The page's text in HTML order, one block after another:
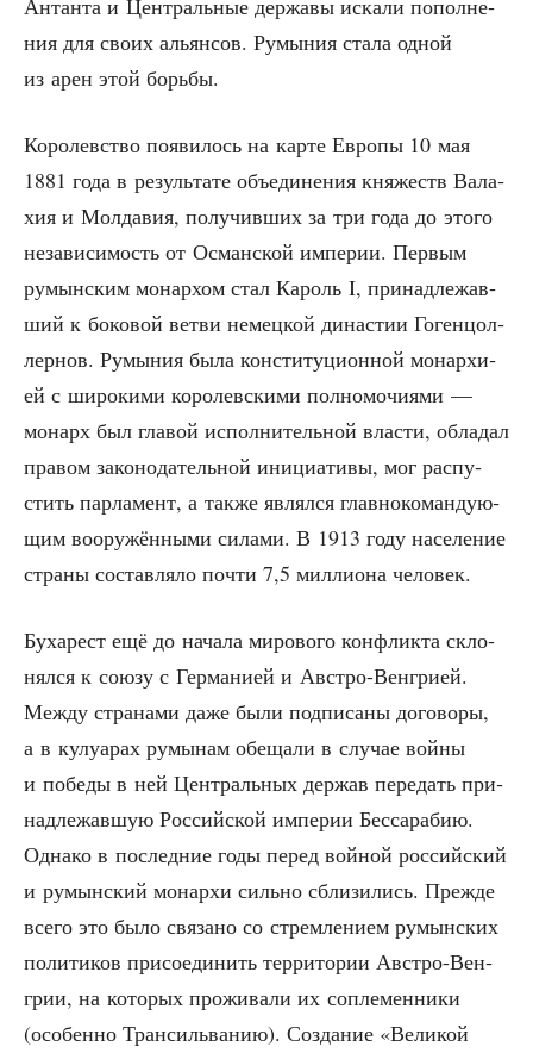
Антан­та и Цен­траль­ные дер­жа­вы иска­ли попол­не­
ния для сво­их аль­ян­сов. Румы­ния ста­ла одной
из арен этой борьбы.
Коро­лев­ство появи­лось на кар­те Евро­пы 10 мая
1881 года в резуль­та­те объ­еди­не­ния кня­жеств Вала­
хия и Мол­да­вия, полу­чив­ших за три года до это­го
неза­ви­си­мость от Осман­ской импе­рии. Пер­вым
румын­ским монар­хом стал Кароль I, при­над­ле­жав­
ший к боко­вой вет­ви немец­кой дина­стии Гоген­цол­
лер­нов. Румы­ния была кон­сти­ту­ци­он­ной монар­хи­
ей с широ­ки­ми коро­лев­ски­ми пол­но­мо­чи­я­ми —
монарх был гла­вой испол­ни­тель­ной вла­сти, обла­дал
пра­вом зако­но­да­тель­ной ини­ци­а­ти­вы, мог рас­пу­
стить пар­ла­мент, а так­же являл­ся глав­но­ко­ман­ду­ю­
щим воору­жён­ны­ми сила­ми. В 1913 году насе­ле­ние
стра­ны состав­ля­ло почти 7,5 мил­ли­о­на человек.
Буха­рест ещё до нача­ла миро­во­го кон­флик­та скло­
нял­ся к сою­зу с Гер­ма­ни­ей и Авст­ро-Вен­гри­ей.
Меж­ду стра­на­ми даже были под­пи­са­ны дого­во­ры,
а в кулу­а­рах румы­нам обе­ща­ли в слу­чае вой­ны
и побе­ды в ней Цен­траль­ных дер­жав пере­дать при­
над­ле­жав­шую Рос­сий­ской импе­рии Бес­са­ра­бию.
Одна­ко в послед­ние годы перед вой­ной рос­сий­ский
и румын­ский монар­хи силь­но сбли­зи­лись. Преж­де
все­го это было свя­за­но со стрем­ле­ни­ем румын­ских
поли­ти­ков при­со­еди­нить тер­ри­то­рии Авст­ро-Вен­
грии, на кото­рых про­жи­ва­ли их сопле­мен­ни­ки
(осо­бен­но Тран­силь­ва­нию). Созда­ние «Вели­кой